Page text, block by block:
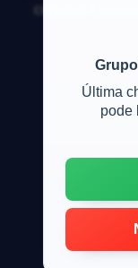
Última
pode
colocou 6